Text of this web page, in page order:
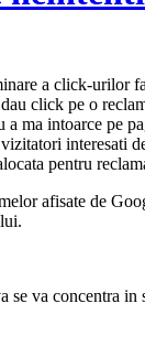
a click-urilor
click pe o
ma intoarce pe
pentru
afisate de
va concentra